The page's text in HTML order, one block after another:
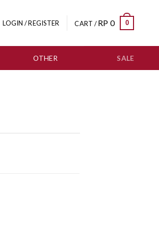
LOGIN / REGISTER CART /RP 0 0
OTHER SALE